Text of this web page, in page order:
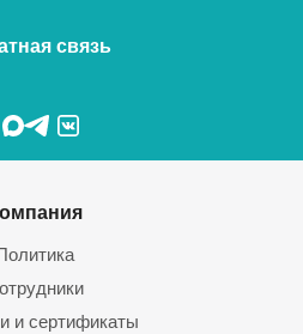
связь
и сертификаты